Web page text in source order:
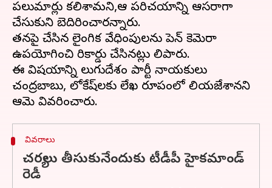
పలుమార్లు కలిశామని,ఆ పరిచయాన్ని ఆసరాగా
చేసుకుని బెదిరించారన్నారు.
తనపై చేసిన లైంగిక వేధింపులను పెన్ కెమెరా
ఉపయోగించి రికార్డు చేసినట్లు తెలిపారు.
ఈ విషయాన్ని తెలుగుదేశం పార్టీ నాయకులు
చంద్రబాబు, లోకేష్‌లకు లేఖ రూపంలో తెలియజేశానని
వివరాలు
చర్యలు తీసుకునేందుకు టీడీపీ హైకమాండ్
రెడీ